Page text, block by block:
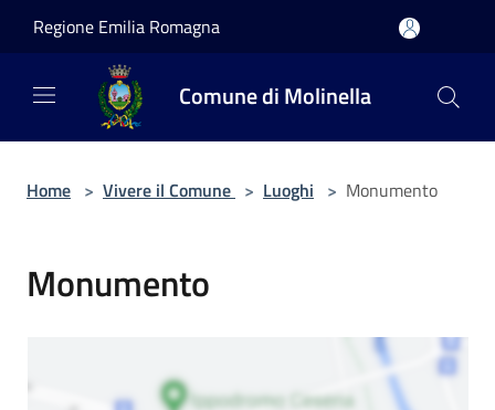
Regione Emilia Romagna
Comune di Molinella
Home > Vivere il Comune > Luoghi > Monumento
Monumento